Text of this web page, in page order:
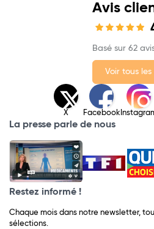
Avis
Basé sur 62
Voir tous les
X Facebook
La presse parle de nous
Restez informé !
Chaque mois dans notre newsletter,
sélections.